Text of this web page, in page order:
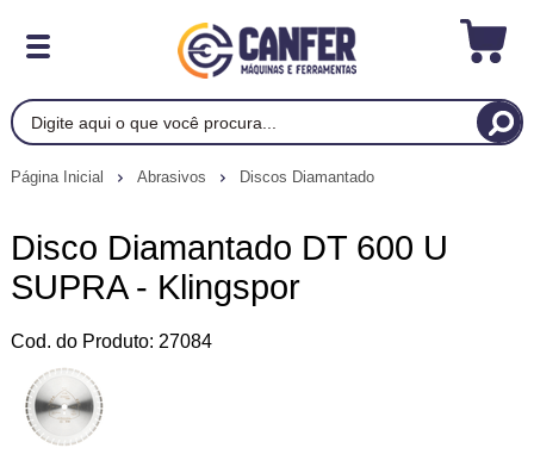
Página Inicial Abrasivos Discos Diamantado
Disco Diamantado DT 600 U
SUPRA - Klingspor
Cod. do Produto: 27084